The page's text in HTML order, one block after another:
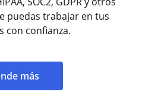
puedas trabajar en tus
con confianza.
más